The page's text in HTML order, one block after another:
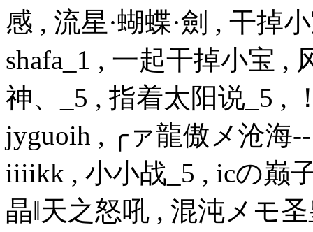
感 , 流星·蝴蝶·劍 , 干掉
shafa_1 , 一起干掉小宝 ,
神、_5 , 指着太阳说_5 ,
jyguoih , ╭ァ龍傲メ沧海
iiiikk , 小小战_5 , icの巅
晶‖天之怒吼 , 混沌メモ